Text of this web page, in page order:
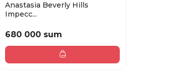
Anastasia Beverly Hills
Impecc...
680 000 sum